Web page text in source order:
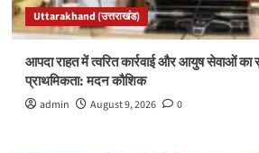
Uttarakhand (उत्तराखंड)
आपदा राहत में त्वरित कार्रवाई और आयुष सेवाओं
प्राथमिकता: मदन कौशिक
admin August 9, 2026 0